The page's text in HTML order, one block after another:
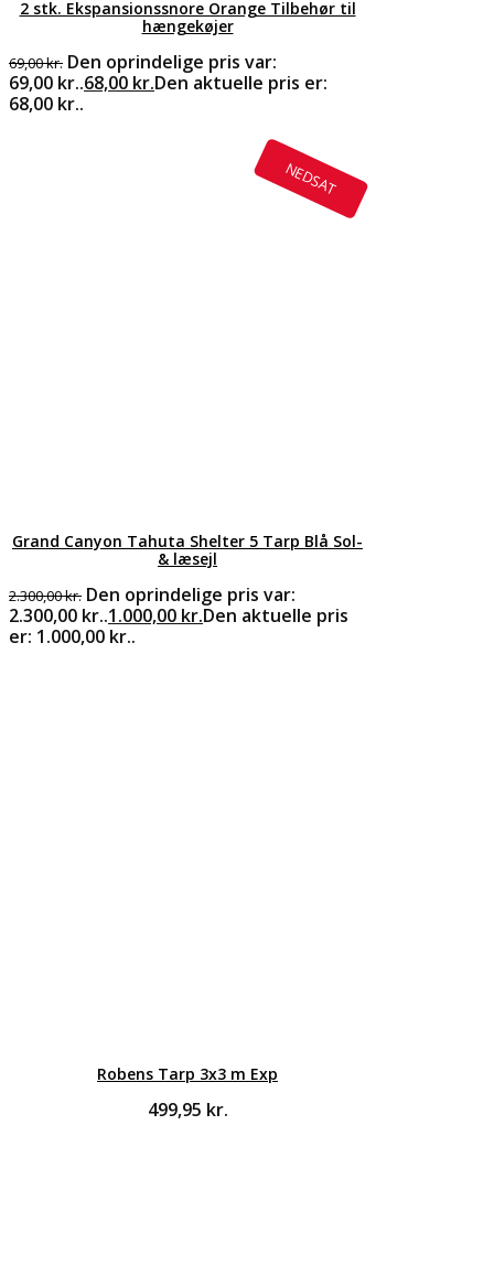
2 stk. Ekspansionssnore Orange Tilbehør til
hængekøjer
69,00kr. Den oprindelige pris var:
69,00 kr..68,00 kr.Den aktuelle pris er:
68,00 kr..
NEDSAT
Grand Canyon Tahuta Shelter 5 Tarp Blå Sol-
& læsejl
2.300,00kr. Den oprindelige pris var:
2.300,00 kr..1.000,00 kr.Den aktuelle pris
er: 1.000,00 kr..
Robens Tarp 3x3 m Exp
499,95 kr.